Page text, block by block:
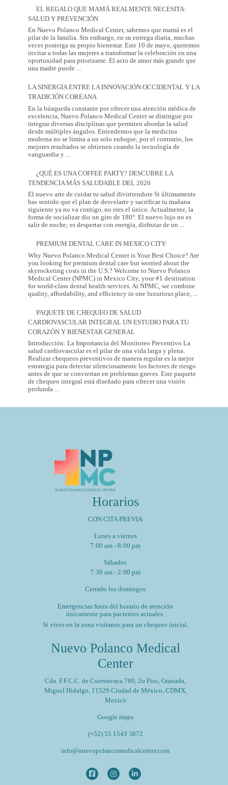
EL REGALO QUE MAMÁ REALMENTE NECESITA:
SALUD Y PREVENCIÓN
En Nuevo Polanco Medical Center, sabemos que mamá es el
pilar de la familia. Sin embargo, en su entrega diaria, muchas
veces posterga su propio bienestar. Este 10 de mayo, queremos
invitar a todas las mujeres a transformar la celebración en una
oportunidad para priorizarse. El acto de amor más grande que
una madre puede ...
que
Mamá
Realmente
Necesita:
Salud
y
Prevención
LA SINERGIA ENTRE LA INNOVACIÓN OCCIDENTAL Y LA
TRADICIÓN COREANA
En la búsqueda constante por ofrecer una atención médica de
excelencia, Nuevo Polanco Medical Center se distingue por
integrar diversas disciplinas que permiten abordar la salud
desde múltiples ángulos. Entendemos que la medicina
moderna no se limita a un solo enfoque; por el contrario, los
mejores resultados se obtienen cuando la tecnología de
vanguardia y
la
Innovación
Occidental
y
la
Tradición
Coreana
¿QUÉ ES UNA COFFEE PARTY? DESCUBRE LA
TENDENCIA MÁS SALUDABLE DEL 2026
El nuevo arte de cuidar tu salud divirtiendote Si últimamente
has sentido que el plan de desvelarte y sacrificar tu mañana
siguiente ya no va contigo, no eres el único. Actualmente, la
forma de socializar dio un giro de 180°. El nuevo lujo no es
salir de noche; es despertar con energía, disfrutar de un ...
Party?
Descubre
la
tendencia
más
saludable
PREMIUM DENTAL CARE IN MEXICO CITY:
Why Nuevo Polanco Medical Center is Your Best Choice? Are
you looking for premium dental care but worried about the
skyrocketing costs in the U.S.? Welcome to Nuevo Polanco
Medical Center (NPMC) in Mexico City, your #1 destination
for world-class dental health services. At NPMC, we combine
quality, affordability, and efficiency in one luxurious place,
PAQUETE DE CHEQUEO DE SALUD
CARDIOVASCULAR INTEGRAL UN ESTUDIO PARA TU
CORAZÓN Y BIENESTAR GENERAL
Introducción: La Importancia del Monitoreo Preventivo La
salud cardiovascular es el pilar de una vida larga y plena.
Realizar chequeos preventivos de manera regular es la mejor
estrategia para detectar silenciosamente los factores de riesgo
antes de que se conviertan en problemas graves. Este paquete
de chequeo integral está diseñado para ofrecer una visión
profunda ...
Estudio
tu
Corazón
Bienestar
Horarios
CON CITA PREVIA
Lunes a viernes
7:00 am - 8:00 pm
Sábados
7:30 am - 2:00 pm
Cerrado los domingos
Emergencias fuera del horario de atención
únicamente para pacientes actuales.
Si vives en la zona visítanos para un chequeo inicial.
Nuevo Polanco Medical
Center
Cda. F.F.C.C. de Cuernavaca 780, 2o Piso, Granada,
Miguel Hidalgo, 11529 Ciudad de México, CDMX,
Mexico
Google maps
(+52) 55 1543 3872
info@nuevopolancomedicalcenter.com